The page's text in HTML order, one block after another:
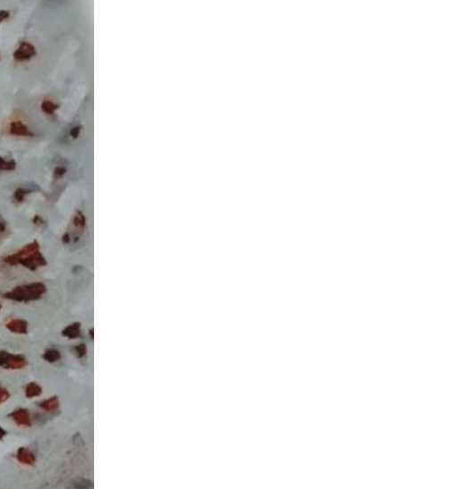
jaisteko.